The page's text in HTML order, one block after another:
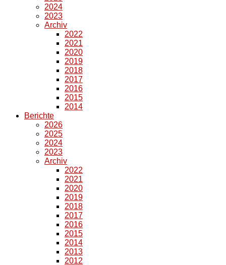
2024
2023
Archiv
2022
2021
2020
2019
2018
2017
2016
2015
2014
Berichte
2026
2025
2024
2023
Archiv
2022
2021
2020
2019
2018
2017
2016
2015
2014
2013
2012